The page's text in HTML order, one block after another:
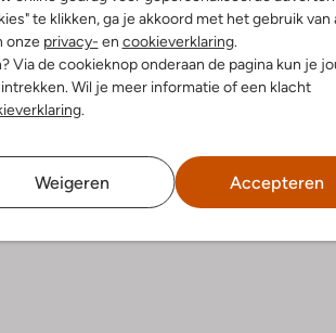
te klikken, ga je akkoord met het gebruik van
onze privacy- en cookieverklaring.
Via de cookieknop onderaan de pagina kun je
Wil je meer informatie of een klacht
.
Weigeren Accepteren
veel zorg en aandacht gestyled en hierin
gecombineerd. Zo wordt ieder kledingstuk
in alle outfitinspiratie, zonder het overzicht
van ontdek de look: 1 item, 3 outfits
outfits online zo tastbaar mogelijk worden.
willen leggen op de totale outfit. We willen op
klant heeft zijn of haar eigen stijl die ze
tot het dagelijkse leven. We laten zien
ook prima een keer naar kantoor kunt dragen
laten zien bij een item, zodat de klant zich